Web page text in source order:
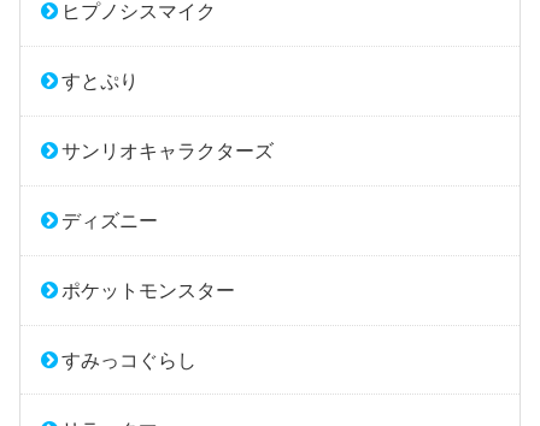
ヒプノシスマイク
すとぷり
サンリオキャラクターズ
ディズニー
ポケットモンスター
すみっコぐらし